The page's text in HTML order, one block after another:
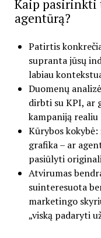
Kaip pasirinkti
agentūrą?
Patirtis
supranta jūsų
labiau
Duomenų
dirbti su KPI, ar
kampaniją realiu
Kūrybos
grafika – ar
pasiūlyti
Atvirumas
suinteresuota
marketingo
„viską padaryti